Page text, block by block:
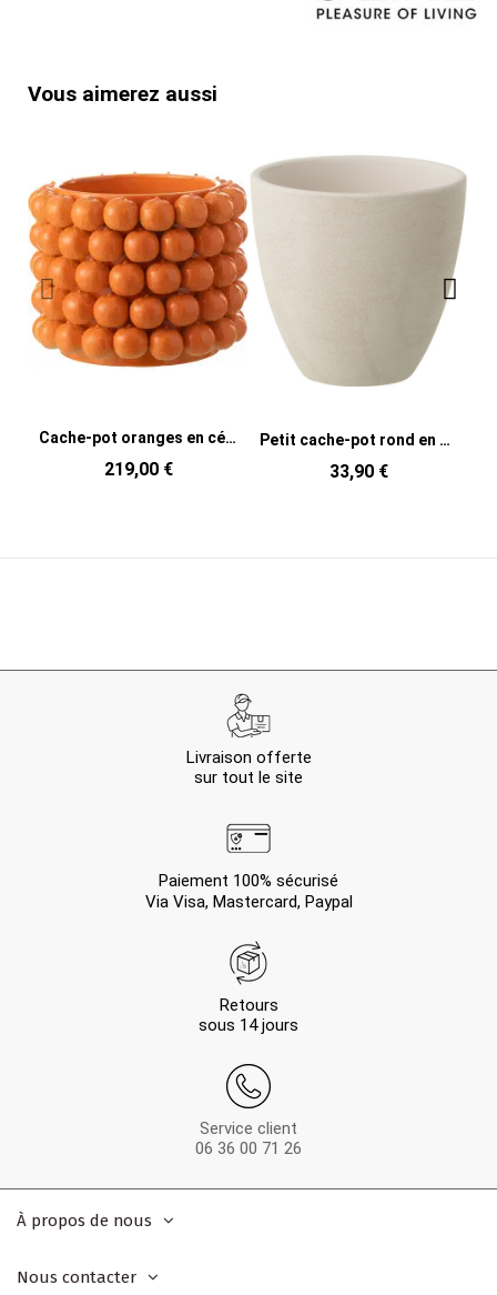
Vous aimerez aussi
Cache-pot oranges en céramique orange 36,5 x 36,5 x 29 cm Juicy
219,00 €
Petit cache-pot rond en céramique blanche 14 x 14 x 13,5 cm Zacht
33,90 €
Livraison offerte
sur tout le site
Paiement 100% sécurisé
Via Visa, Mastercard, Paypal
Retours
sous 14 jours
Service client
06 36 00 71 26
À propos de nous
Nous contacter